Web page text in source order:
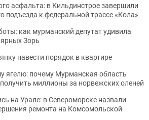
асфальта: в Кильдинстрое завершили
подъезда к федеральной трассе «Кола»
как мурманский депутат удивила
Зорь
навести порядок в квартире
ягелю: почему Мурманская область
миллионы за норвежских оленей
на Урале: в Североморске назвали
ремонта на Комсомольской